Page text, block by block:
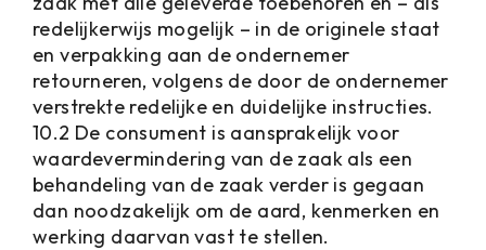
redelijkerwijs mogelijk – in de originele staat
en verpakking aan de ondernemer
retourneren, volgens de door de ondernemer
verstrekte redelijke en duidelijke instructies.
10.2 De consument is aansprakelijk voor
waardevermindering van de zaak als een
behandeling van de zaak verder is gegaan
dan noodzakelijk om de aard, kenmerken en
werking daarvan vast te stellen.